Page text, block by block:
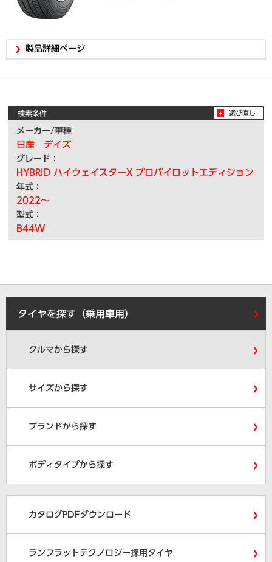
製品詳細ページ
検索条件
メーカー/車種
日産 デイズ
グレード：
HYBRID ハイウェイスターX プロパイロットエディション
年式：
2022～
型式：
B44W
選び直し
タイヤを探す（乗用車用）
クルマから探す
サイズから探す
ブランドから探す
ボディタイプから探す
カタログPDFダウンロード
ランフラットテクノロジー採用タイヤ